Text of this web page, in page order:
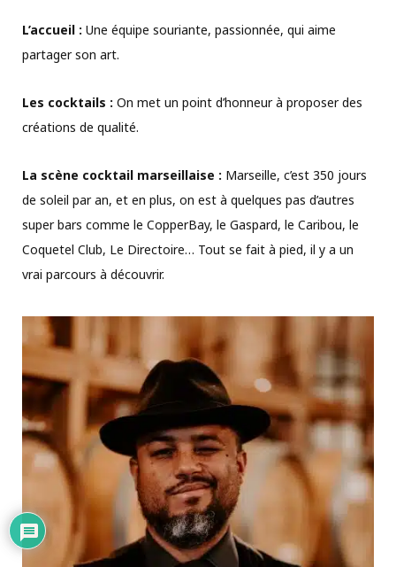
L’accueil : Une équipe souriante, passionnée, qui aime
partager son art.
Les cocktails : On met un point d’honneur à proposer des
créations de qualité.
La scène cocktail marseillaise : Marseille, c’est 350 jours
de soleil par an, et en plus, on est à quelques pas d’autres
super bars comme le CopperBay, le Gaspard, le Caribou, le
Coquetel Club, Le Directoire… Tout se fait à pied, il y a un
vrai parcours à découvrir.